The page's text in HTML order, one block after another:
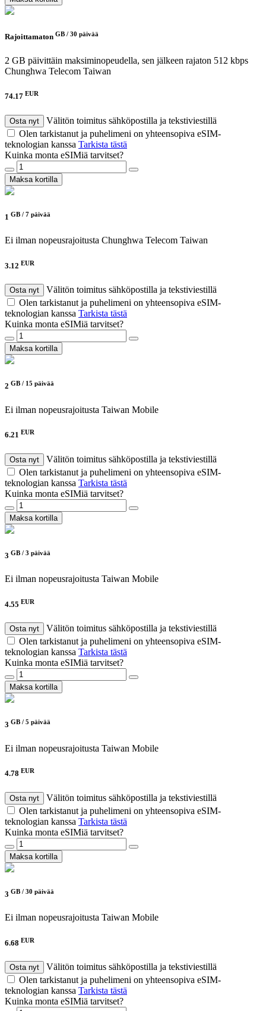
Rajoittamaton GB / 30 päivää
2 GB päivittäin maksiminopeudella, sen jälkeen rajaton 512 kbps
Chunghwa Telecom Taiwan
74.17 EUR
Osta nyt
Välitön toimitus sähköpostilla ja tekstiviestillä
Olen tarkistanut ja puhelimeni on yhteensopiva eSIM-
teknologian kanssa Tarkista tästä
Kuinka monta eSIMiä tarvitset?
Maksa kortilla
1 GB / 7 päivää
Ei ilman nopeusrajoitusta Chunghwa Telecom Taiwan
3.12 EUR
Osta nyt
Välitön toimitus sähköpostilla ja tekstiviestillä
Olen tarkistanut ja puhelimeni on yhteensopiva eSIM-
teknologian kanssa Tarkista tästä
Kuinka monta eSIMiä tarvitset?
Maksa kortilla
2 GB / 15 päivää
Ei ilman nopeusrajoitusta Taiwan Mobile
6.21 EUR
Osta nyt
Välitön toimitus sähköpostilla ja tekstiviestillä
Olen tarkistanut ja puhelimeni on yhteensopiva eSIM-
teknologian kanssa Tarkista tästä
Kuinka monta eSIMiä tarvitset?
Maksa kortilla
3 GB / 3 päivää
Ei ilman nopeusrajoitusta Taiwan Mobile
4.55 EUR
Osta nyt
Välitön toimitus sähköpostilla ja tekstiviestillä
Olen tarkistanut ja puhelimeni on yhteensopiva eSIM-
teknologian kanssa Tarkista tästä
Kuinka monta eSIMiä tarvitset?
Maksa kortilla
3 GB / 5 päivää
Ei ilman nopeusrajoitusta Taiwan Mobile
4.78 EUR
Osta nyt
Välitön toimitus sähköpostilla ja tekstiviestillä
Olen tarkistanut ja puhelimeni on yhteensopiva eSIM-
teknologian kanssa Tarkista tästä
Kuinka monta eSIMiä tarvitset?
Maksa kortilla
3 GB / 30 päivää
Ei ilman nopeusrajoitusta Taiwan Mobile
6.68 EUR
Osta nyt
Välitön toimitus sähköpostilla ja tekstiviestillä
Olen tarkistanut ja puhelimeni on yhteensopiva eSIM-
teknologian kanssa Tarkista tästä
Kuinka monta eSIMiä tarvitset?